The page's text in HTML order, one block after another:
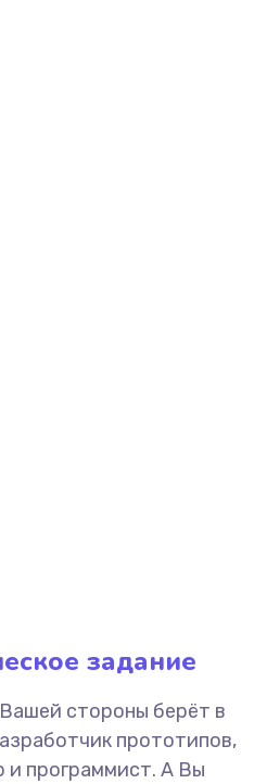
задание
стороны берёт в
прототипов,
и программист. А Вы